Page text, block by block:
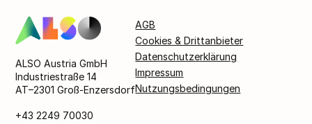
ALSO Austria GmbH
Industriestraße 14
AT–2301 Groß-Enzersdorf
+43 2249 70030
AGB
Cookies & Drittanbieter
Datenschutzerklärung
Impressum
Nutzungsbedingungen